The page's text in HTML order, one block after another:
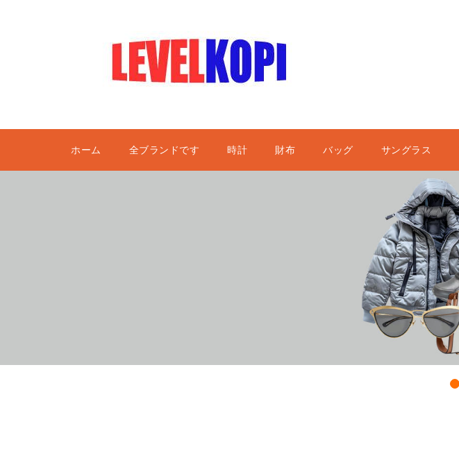
ホーム 全ブランドです 時計 財布 バッグ サングラス